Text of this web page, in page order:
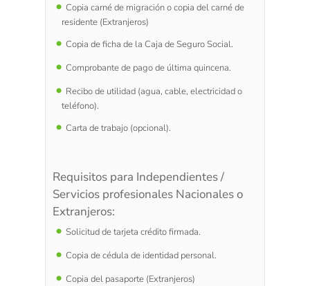
Copia carné de migración o copia del carné de
residente (Extranjeros)
Copia de ficha de la Caja de Seguro Social.
Comprobante de pago de última quincena.
Recibo de utilidad (agua, cable, electricidad o
teléfono).
Carta de trabajo (opcional).
Requisitos para Independientes /
Servicios profesionales Nacionales o
Extranjeros:
Solicitud de tarjeta crédito firmada.
Copia de cédula de identidad personal.
Copia del pasaporte (Extranjeros)